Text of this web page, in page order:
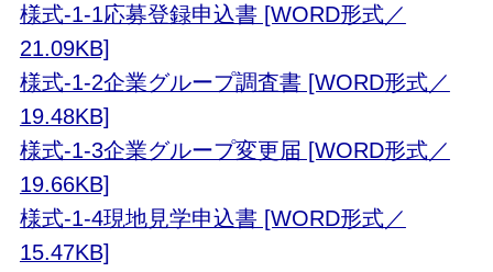
様式-1-1応募登録申込書 [WORD形式／
21.09KB]
様式-1-2企業グループ調査書 [WORD形式／
19.48KB]
様式-1-3企業グループ変更届 [WORD形式／
19.66KB]
様式-1-4現地見学申込書 [WORD形式／
15.47KB]